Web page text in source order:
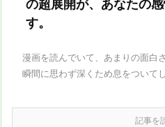
の超展開が、あなたの
す。
漫画を読んでいて、あまりの面白
瞬間に思わず深くため息をついて
記事を